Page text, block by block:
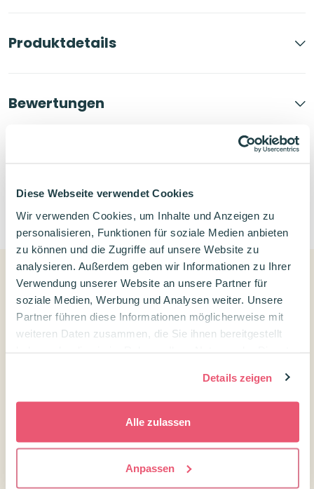
Diese Webseite verwendet Cookies
Wir verwenden Cookies, um Inhalte und Anzeigen zu
personalisieren, Funktionen für soziale Medien anbieten
zu können und die Zugriffe auf unsere Website zu
analysieren. Außerdem geben wir Informationen zu Ihrer
Verwendung unserer Website an unsere Partner für
soziale Medien, Werbung und Analysen weiter. Unsere
Partner führen diese Informationen möglicherweise mit
weiteren Daten zusammen, die Sie ihnen bereitgestellt
Details zeigen
Alle zulassen
Anpassen
Produktdetails
Bewertungen
Kundenservice
Kontakt Confetti Campus
Widerrufsrecht
Treuepunkte